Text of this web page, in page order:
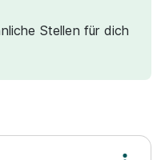
Stellen für dich